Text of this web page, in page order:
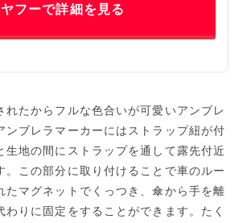
ヤフーで詳細を見る
れたからフルな色合いが可愛いアンブレ
ンブレラマーカーにはストラップ紐が付
生地の間にストラップを通して露先付近
。この部分に取り付けることで車のルー
たマグネットでくっつき、傘から手を離
わりに固定をすることができます。たく